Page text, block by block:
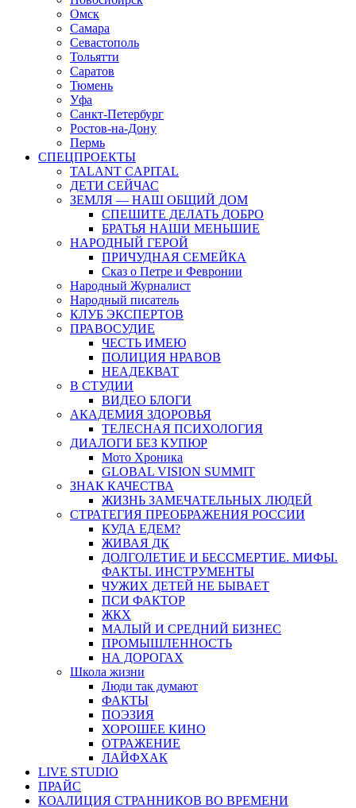
Омск
Самара
Севастополь
Тольятти
Саратов
Тюмень
Уфа
Санкт-Петербург
Ростов-на-Дону
Пермь
СПЕЦПРОЕКТЫ
TALANT CAPITAL
ДЕТИ СЕЙЧАС
ЗЕМЛЯ — НАШ ОБЩИЙ ДОМ
СПЕШИТЕ ДЕЛАТЬ ДОБРО
БРАТЬЯ НАШИ МЕНЬШИЕ
НАРОДНЫЙ ГЕРОЙ
ПРИЧУДНАЯ СЕМЕЙКА
Сказ о Петре и Февронии
Народный Журналист
Народный писатель
КЛУБ ЭКСПЕРТОВ
ПРАВОСУДИЕ
ЧЕСТЬ ИМЕЮ
ПОЛИЦИЯ НРАВОВ
НЕАДЕКВАТ
В СТУДИИ
ВИДЕО БЛОГИ
АКАДЕМИЯ ЗДОРОВЬЯ
ТЕЛЕСНАЯ ПСИХОЛОГИЯ
ДИАЛОГИ БЕЗ КУПЮР
Мото Хроника
GLOBAL VISION SUMMIT
ЗНАК КАЧЕСТВА
ЖИЗНЬ ЗАМЕЧАТЕЛЬНЫХ ЛЮДЕЙ
СТРАТЕГИЯ ПРЕОБРАЖЕНИЯ РОССИИ
КУДА ЕДЕМ?
ЖИВАЯ ДК
ДОЛГОЛЕТИЕ И БЕССМЕРТИЕ. МИФЫ.
ФАКТЫ. ИНСТРУМЕНТЫ
ЧУЖИХ ДЕТЕЙ НЕ БЫВАЕТ
ПСИ ФАКТОР
ЖКХ
МАЛЫЙ И СРЕДНИЙ БИЗНЕС
ПРОМЫШЛЕННОСТЬ
НА ДОРОГАХ
Школа жизни
Люди так думают
ФАКТЫ
ПОЭЗИЯ
ХОРОШЕЕ КИНО
ОТРАЖЕНИЕ
ЛАЙФХАК
LIVE STUDIO
ПРАЙС
КОАЛИЦИЯ СТРАННИКОВ ВО ВРЕМЕНИ